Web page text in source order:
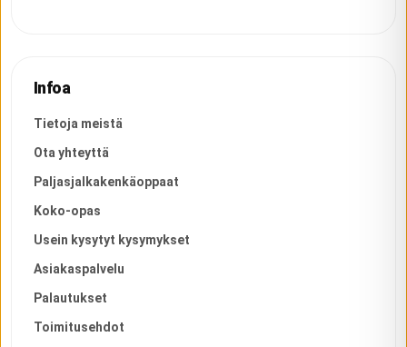
Infoa
Tietoja meistä
Ota yhteyttä
Paljasjalkakenkäoppaat
Koko-opas
Usein kysytyt kysymykset
Asiakaspalvelu
Palautukset
Toimitusehdot